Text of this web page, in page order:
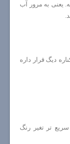
یعنی به مرور آب
دیگ قرار داره
سریع تر تغیر رنگ